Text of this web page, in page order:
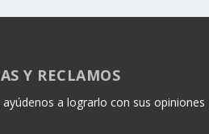
Y RECLAMOS
a lograrlo con sus opiniones